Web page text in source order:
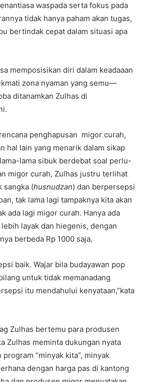
waspada serta fokus pada
tidak hanya paham akan tugas,
bertindak cepat dalam situasi apa
memposisikan diri dalam keadaaan
zona nyaman yang semu—
ditanamkan Zulhas di
penghapusan migor curah,
hal lain yang menarik dalam sikap
lama sibuk berdebat soal perlu-
migor curah, Zulhas justru terlihat
sangka (husnudzan) dan berpersepsi
tak lama lagi tampaknya kita akan
ada lagi migor curah. Hanya ada
layak dan hiegenis, dengan
berbeda Rp 1000 saja.
baik. Wajar bila budayawan pop
untuk tidak memanadang
itu mendahului kenyataan,”kata
Zulhas bertemu para produsen
Zulhas meminta dukungan nyata
“minyak kita”, minyak
dengan harga pas di kantong